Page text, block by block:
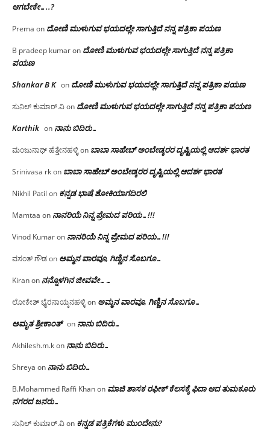
ಆಗಬೇಕೇ…..?‌
Prema on ದೋಣಿ ಮುಳುಗುವ ಭಯದಲ್ಲೇ ಸಾಗುತ್ತಿದೆ ನನ್ನ ಪತ್ರಿಕಾ ಪಯಣ
B pradeep kumaron ದೋಣಿ ಮುಳುಗುವ ಭಯದಲ್ಲೇ ಸಾಗುತ್ತಿದೆ ನನ್ನ ಪತ್ರಿಕಾ
ಪಯಣ
Shankar B K on ದೋಣಿ ಮುಳುಗುವ ಭಯದಲ್ಲೇ ಸಾಗುತ್ತಿದೆ ನನ್ನ ಪತ್ರಿಕಾ ಪಯಣ
ಸುನಿಲ್ ಕುಮಾರ್.ವಿon ದೋಣಿ ಮುಳುಗುವ ಭಯದಲ್ಲೇ ಸಾಗುತ್ತಿದೆ ನನ್ನ ಪತ್ರಿಕಾ ಪಯಣ
Karthik on ನಾನು ಬಿದಿರು…
ಮಂಜುನಾಥ್ ಹೆತ್ತೇನಹಳ್ಳಿon ಬಾಬಾ ಸಾಹೇಬ್ ಅಂಬೇಡ್ಕರರ ದೃಷ್ಟಿಯಲ್ಲಿ ಆದರ್ಶ ಭಾರತ
Srinivasa rkon ಬಾಬಾ ಸಾಹೇಬ್ ಅಂಬೇಡ್ಕರರ ದೃಷ್ಟಿಯಲ್ಲಿ ಆದರ್ಶ ಭಾರತ
Nikhil Patil on ಕನ್ನಡ ಭಾಷೆ ಶೋಕಿಯಾಗದಿರಲಿ
Mamtaa on ನಾನರಿಯೆ ನಿನ್ನ ಪ್ರೇಮದ ಪರಿಯ…!!!
Vinod Kumaron ನಾನರಿಯೆ ನಿನ್ನ ಪ್ರೇಮದ ಪರಿಯ…!!!
ವಸಂತ್ ಗೌಡon ಅಮ್ಮನ ವಾರವೂ, ಗಿಣ್ಣಿನ ಸೊಬಗೂ…
Kiranon ನನ್ನೊಳಗಿನ ಜೀವವೇ……
ಲೋಕೇಶ್ ಭೈರನಾಯ್ಕನಹಳ್ಳಿon ಅಮ್ಮನ ವಾರವೂ, ಗಿಣ್ಣಿನ ಸೊಬಗೂ…
ಅಮೃತ ಶ್ರೀಕಾಂತ್ on ನಾನು ಬಿದಿರು…
Akhilesh.m.kon ನಾನು ಬಿದಿರು…
Shreya on ನಾನು ಬಿದಿರು…
B.Mohammed Raffi Khanon ಮಾಜಿ ಶಾಸಕ ರಫೀಕ್ ಕೆಲಸಕ್ಕೆ ಫಿದಾ ಆದ ತುಮಕೂರು
ನಗರದ ಜನರು…
ಸುನಿಲ್ ಕುಮಾರ್.ವಿon ಕನ್ನಡ ಪತ್ರಿಕೆಗಳು ಮುಂದೇನು?